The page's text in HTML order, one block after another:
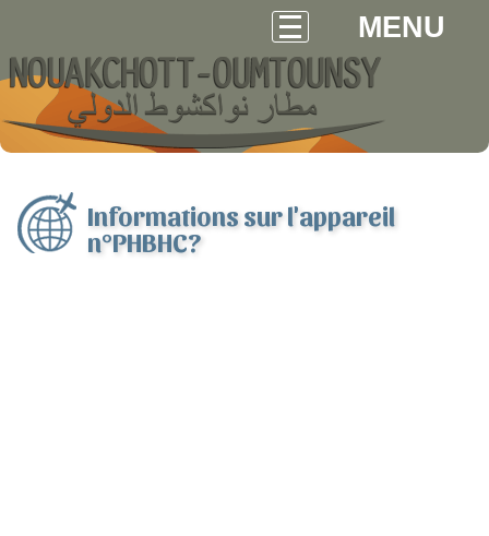
MENU
Informations sur l'appareil
n°PHBHC?